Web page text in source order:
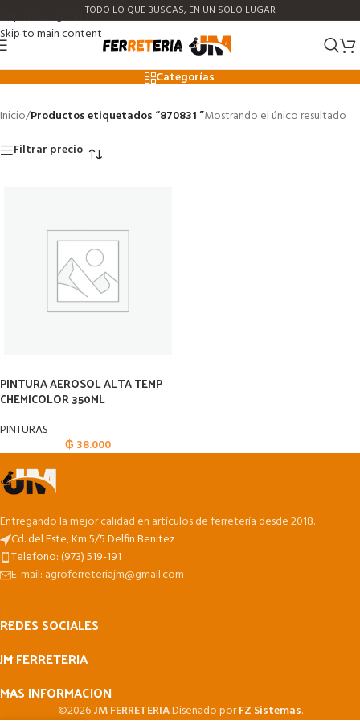
Skip to navigation
Skip to main content
TODO LO QUE BUSCAS, EN UN SOLO LUGAR
870831
Categorías
Inicio/Productos etiquetados “870831 ”Mostrando el único resultado
Filtrar precio
PINTURA AEROSOL ALTA TEMP
CHEMICOLOR 350ML
PINTURAS
₲ 38.000
Entregando la mejor calidad en artículos de ferretería desde 2018.
Cd. del Este, Km 5/5 Delfin Benitez
Telefono: (973) 519-191
E-mail: agroferreteriajm@gmail.com
REDES SOCIALES
JM FERRETERIA
MAS INFORMACION
©2026JM FERRETERIADiseñado porFZ Sistemas.